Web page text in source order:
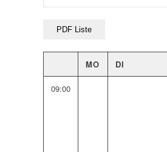
MO DI
09:00